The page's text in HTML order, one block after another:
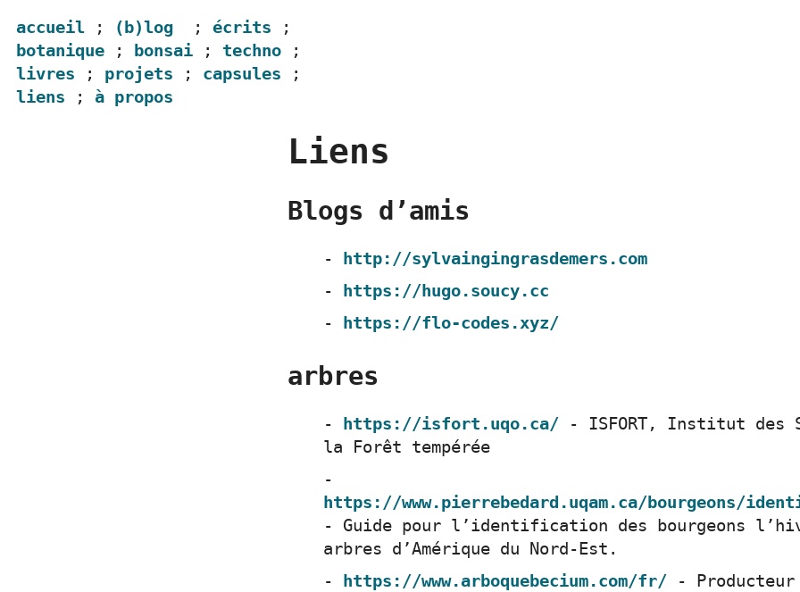
accueil ; (b)log ; écrits ;
botanique ; bonsai ; techno ;
livres ; projets ; capsules ;
liens ; à propos
Liens
Blogs d’amis
http://sylvaingingrasdemers.com
https://hugo.soucy.cc
https://flo-codes.xyz/
arbres
https://isfort.uqo.ca/ - ISFORT, Institut des
la Forêt tempérée
https://www.pierrebedard.uqam.ca/bourgeons/
- Guide pour l’identification des bourgeons
arbres d’Amérique du Nord-Est.
https://www.arboquebecium.com/fr/ -